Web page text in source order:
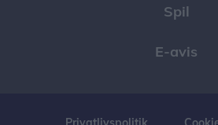
Spil
E-avis
Privatlivspolitik